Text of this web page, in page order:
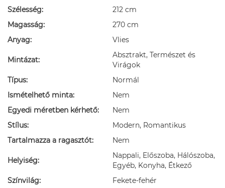
Szélesség:
212 cm
Magasság:
270 cm
Anyag:
Vlies
Mintázat:
Absztrakt, Természet és
Virágok
Típus:
Normál
Ismételhető minta:
Nem
Egyedi méretben kérhető:
Nem
Stílus:
Modern, Romantikus
Tartalmazza a ragasztót:
Nem
Helyiség:
Nappali, Előszoba, Hálószoba,
Egyéb, Konyha, Étkező
Színvilág:
Fekete-fehér